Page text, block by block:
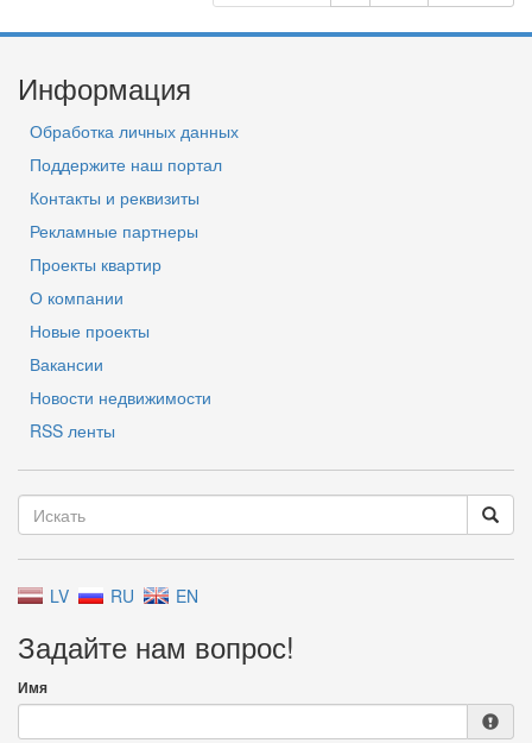
Информация
Обработка личных данных
Поддержите наш портал
Контакты и реквизиты
Рекламные партнеры
Проекты квартир
О компании
Новые проекты
Вакансии
Новости недвижимости
RSS ленты
LV RU EN
Задайте нам вопрос!
Имя